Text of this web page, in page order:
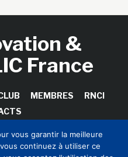
&
France
MEMBRES
RNCI
vous garantir la meilleure
continuez à utiliser ce